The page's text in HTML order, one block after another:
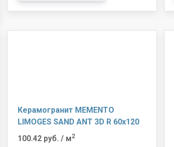
Керамогранит MEMENTO
LIMOGES SAND ANT 3D R 60x120
100.42 руб. / м2